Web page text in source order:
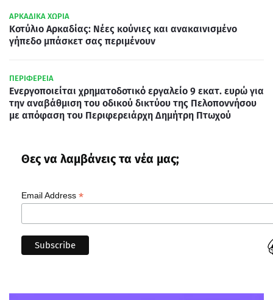
ΑΡΚΑΔΙΚΑ ΧΩΡΙΑ
Κοτύλιο Αρκαδίας: Νέες κούνιες και ανακαινισμένο
γήπεδο μπάσκετ σας περιμένουν
ΠΕΡΙΦΕΡΕΙΑ
Ενεργοποιείται χρηματοδοτικό εργαλείο 9 εκατ. ευρώ για
την αναβάθμιση του οδικού δικτύου της Πελοποννήσου
με απόφαση του Περιφερειάρχη Δημήτρη Πτωχού
Θες να λαμβάνεις τα νέα μας;
Email Address *